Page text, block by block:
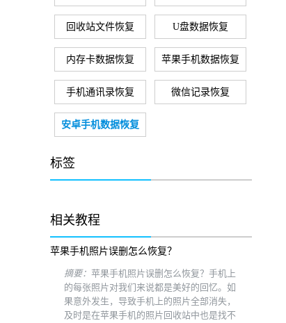
回收站文件恢复 U盘数据恢复
内存卡数据恢复 苹果手机数据恢复
手机通讯录恢复 微信记录恢复
安卓手机数据恢复
标签
相关教程
苹果手机照片误删怎么恢复？
摘要： 苹果手机照片误删怎么恢复？手机上
的每张照片对我们来说都是美好的回忆。如
果意外发生，导致手机上的照片全部消失，
及时是在苹果手机的照片回收站中也是找不